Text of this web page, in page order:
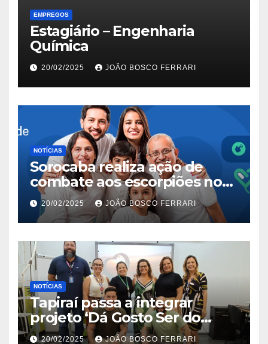
EMPREGOS
Estagiário – Engenharia
Química
20/02/2025 JOÃO BOSCO FERRARI
NOTÍCIAS
Sorocaba realiza ação de
combate aos escorpiões no
Jardim São Carlos
20/02/2025 JOÃO BOSCO FERRARI
NOTÍCIAS
Tapiraí passa a integrar
projeto ‘Dá Gosto Ser do
Ribeira’ | ASN São Paulo
20/02/2025 JOÃO BOSCO FERRARI